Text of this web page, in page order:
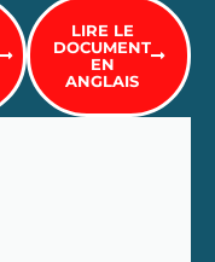
LIRE LE
DOCUMENT
EN
ANGLAIS